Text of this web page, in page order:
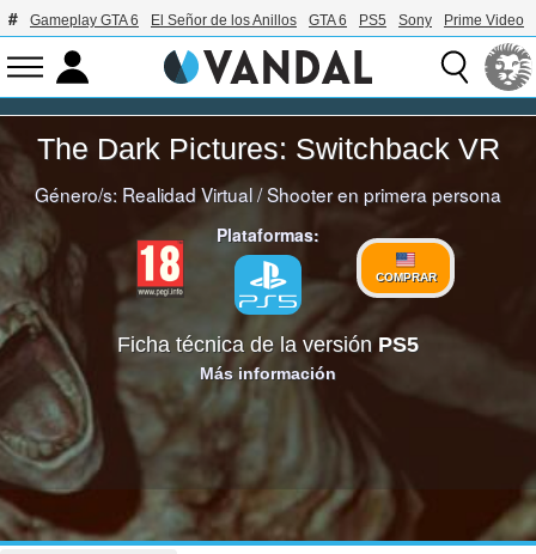
Gameplay GTA 6 El Señor de los Anillos GTA 6 PS5 Sony Prime Video
The Dark Pictures: Switchback VR
Género/s: Realidad Virtual/Shooter en primera persona
Plataformas:
COMPRAR
Ficha técnica de la versión PS5
Más información